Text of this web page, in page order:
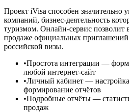
Проект iVisa способен значительно
компаний, бизнес-деятельность
туризмом. Онлайн-сервис позволит
продаже официальных приглашений
российской визы.
•Простота интеграции —
любой интернет-сайт
•Личный кабинет —
формирование отчётов
•Подробные отчёты —
продаж